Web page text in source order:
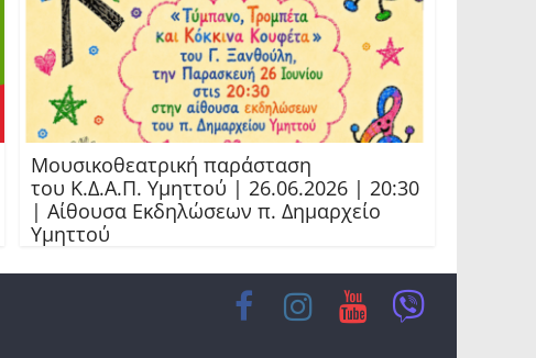
Μουσικοθεατρική παράσταση
του Κ.Δ.Α.Π. Υμηττού | 26.06.2026 | 20:30
| Αίθουσα Εκδηλώσεων π. Δημαρχείο
Υμηττού